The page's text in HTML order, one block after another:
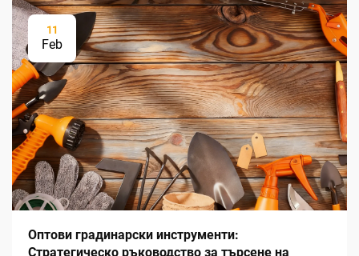
11
Feb
Оптови градинарски инструменти:
Стратегическо ръководство за търсене на